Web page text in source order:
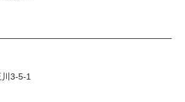
3-5-1